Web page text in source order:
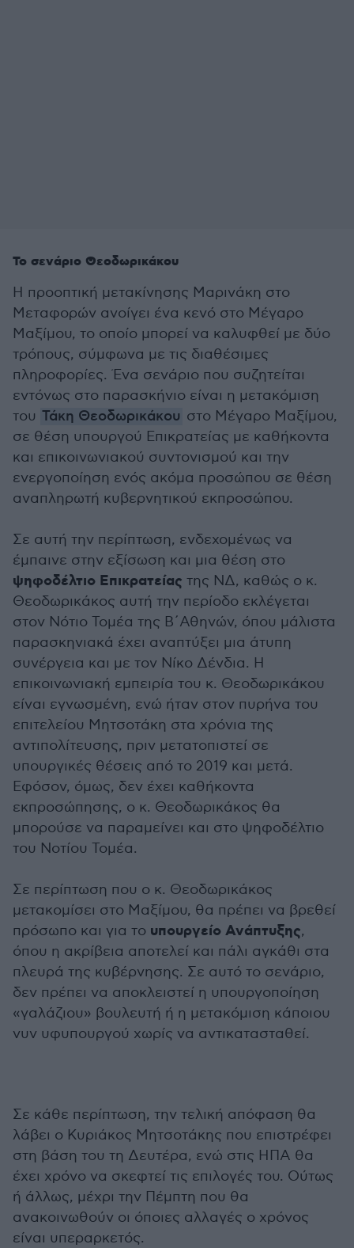
Το σενάριο Θεοδωρικάκου
Η προοπτική μετακίνησης Μαρινάκη στο
Μεταφορών ανοίγει ένα κενό στο Μέγαρο
Μαξίμου, το οποίο μπορεί να καλυφθεί με δύο
τρόπους, σύμφωνα με τις διαθέσιμες
πληροφορίες. Ένα σενάριο που συζητείται
εντόνως στο παρασκήνιο είναι η μετακόμιση
του Τάκη Θεοδωρικάκου στο Μέγαρο Μαξίμου,
σε θέση υπουργού Επικρατείας με καθήκοντα
και επικοινωνιακού συντονισμού και την
ενεργοποίηση ενός ακόμα προσώπου σε θέση
αναπληρωτή κυβερνητικού εκπροσώπου.
Σε αυτή την περίπτωση, ενδεχομένως να
έμπαινε στην εξίσωση και μια θέση στο
ψηφοδέλτιο Επικρατείας της ΝΔ, καθώς ο κ.
Θεοδωρικάκος αυτή την περίοδο εκλέγεται
στον Νότιο Τομέα της Β΄Αθηνών, όπου μάλιστα
παρασκηνιακά έχει αναπτύξει μια άτυπη
συνέργεια και με τον Νίκο Δένδια. Η
επικοινωνιακή εμπειρία του κ. Θεοδωρικάκου
είναι εγνωσμένη, ενώ ήταν στον πυρήνα του
επιτελείου Μητσοτάκη στα χρόνια της
αντιπολίτευσης, πριν μετατοπιστεί σε
υπουργικές θέσεις από το 2019 και μετά.
Εφόσον, όμως, δεν έχει καθήκοντα
εκπροσώπησης, ο κ. Θεοδωρικάκος θα
μπορούσε να παραμείνει και στο ψηφοδέλτιο
του Νοτίου Τομέα.
Σε περίπτωση που ο κ. Θεοδωρικάκος
μετακομίσει στο Μαξίμου, θα πρέπει να βρεθεί
πρόσωπο και για το υπουργείο Ανάπτυξης,
όπου η ακρίβεια αποτελεί και πάλι αγκάθι στα
πλευρά της κυβέρνησης. Σε αυτό το σενάριο,
δεν πρέπει να αποκλειστεί η υπουργοποίηση
«γαλάζιου» βουλευτή ή η μετακόμιση κάποιου
νυν υφυπουργού χωρίς να αντικατασταθεί.
Σε κάθε περίπτωση, την τελική απόφαση θα
λάβει ο Κυριάκος Μητσοτάκης που επιστρέφει
στη βάση του τη Δευτέρα, ενώ στις ΗΠΑ θα
έχει χρόνο να σκεφτεί τις επιλογές του. Ούτως
ή άλλως, μέχρι την Πέμπτη που θα
ανακοινωθούν οι όποιες αλλαγές ο χρόνος
είναι υπεραρκετός.